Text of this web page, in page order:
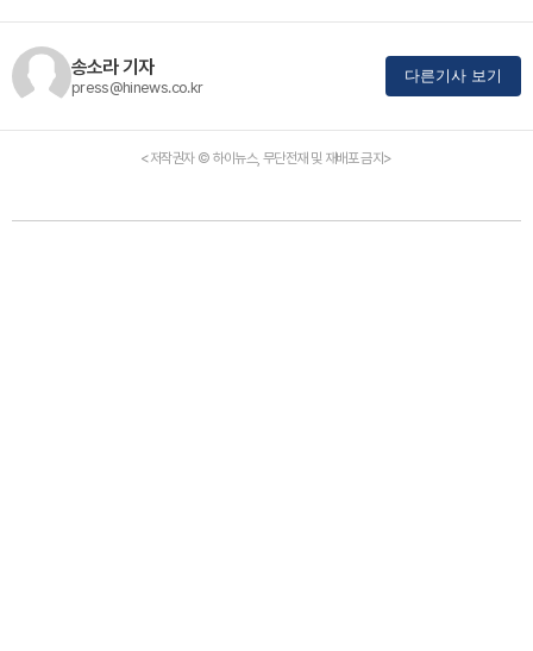
송소라 기자
press@hinews.co.kr
다른기사 보기
<저작권자 © 하이뉴스, 무단전재 및 재배포 금지>